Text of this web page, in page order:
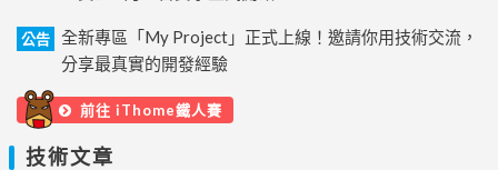
公告
全新專區「My Project」正式上線！邀請你用技術交流，
分享最真實的開發經驗
前往 iThome鐵人賽
技術文章